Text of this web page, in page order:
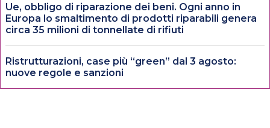
Ue, obbligo di riparazione dei beni. Ogni anno in
Europa lo smaltimento di prodotti riparabili genera
circa 35 milioni di tonnellate di rifiuti
Ristrutturazioni, case più “green” dal 3 agosto:
nuove regole e sanzioni